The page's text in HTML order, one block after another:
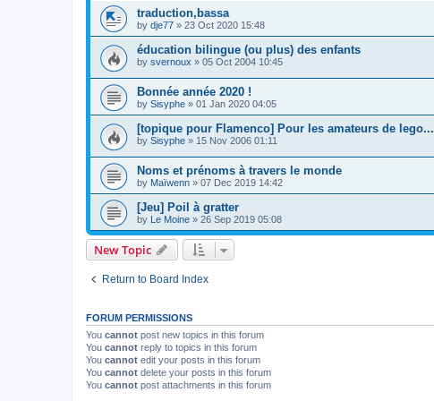
traduction,bassa
by dje77 » 23 Oct 2020 15:48
éducation bilingue (ou plus) des enfants
by svernoux » 05 Oct 2004 10:45
Bonnée année 2020 !
by Sisyphe » 01 Jan 2020 04:05
[topique pour Flamenco] Pour les amateurs de lego...
by Sisyphe » 15 Nov 2006 01:11
Noms et prénoms à travers le monde
by Maïwenn » 07 Dec 2019 14:42
[Jeu] Poil à gratter
by Le Moine » 26 Sep 2019 05:08
New Topic
Return to Board Index
FORUM PERMISSIONS
You cannot post new topics in this forum
You cannot reply to topics in this forum
You cannot edit your posts in this forum
You cannot delete your posts in this forum
You cannot post attachments in this forum